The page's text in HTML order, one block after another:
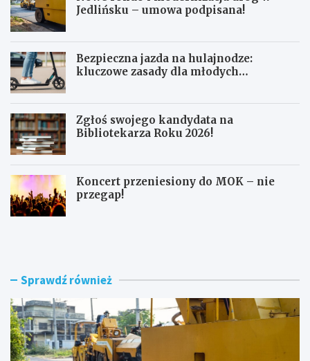
Jedlińsku – umowa podpisana!
Bezpieczna jazda na hulajnodze:
kluczowe zasady dla młodych
Zgłoś swojego kandydata na
Bibliotekarza Roku 2026!
Koncert przeniesiony do MOK – nie
przegap!
N
o
d
o
i
m
B
e
z
n
a
j
Sprawdź również